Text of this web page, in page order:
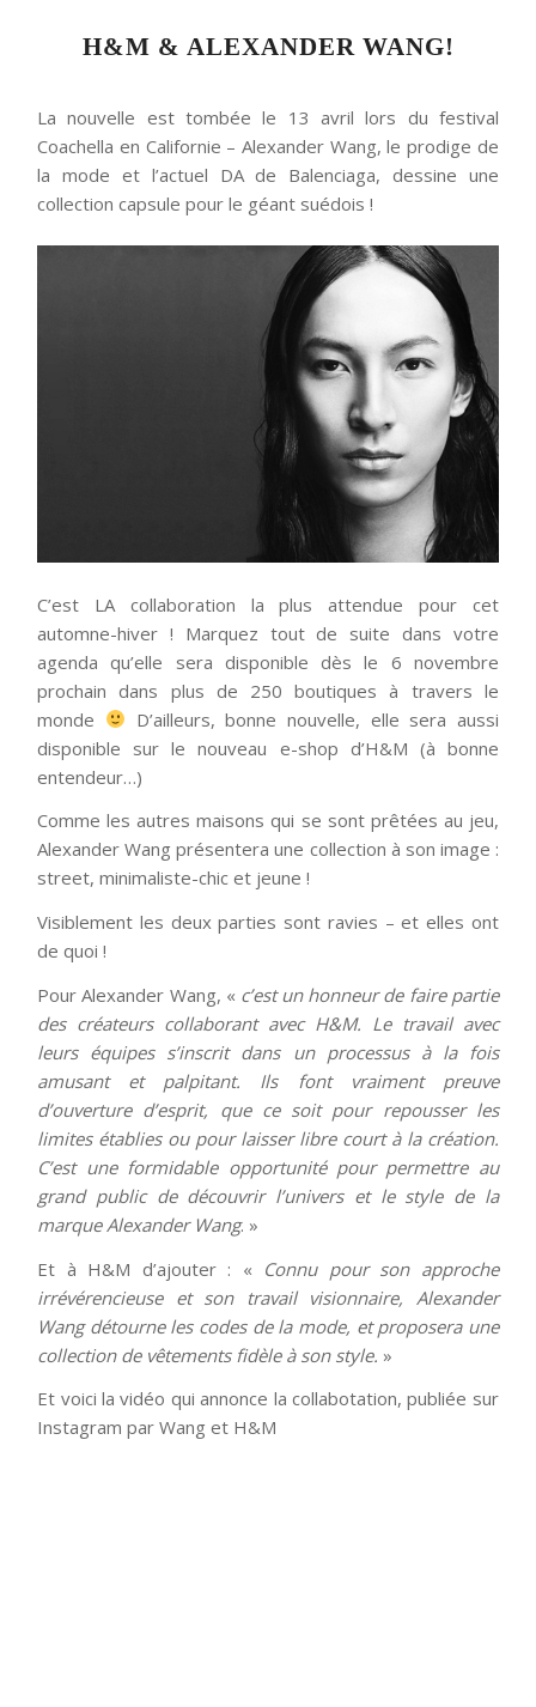
H&M & ALEXANDER WANG!
La nouvelle est tombée le 13 avril lors du festival
Coachella en Californie – Alexander Wang, le prodige de
la mode et l’actuel DA de Balenciaga, dessine une
collection capsule pour le géant suédois !
C’est LA collaboration la plus attendue pour cet
automne-hiver ! Marquez tout de suite dans votre
agenda qu’elle sera disponible dès le 6 novembre
prochain dans plus de 250 boutiques à travers le
monde
D’ailleurs, bonne nouvelle, elle sera aussi
disponible sur le nouveau e-shop d’H&M (à bonne
entendeur…)
Comme les autres maisons qui se sont prêtées au jeu,
Alexander Wang présentera une collection à son image :
street, minimaliste-chic et jeune !
Visiblement les deux parties sont ravies – et elles ont
de quoi !
Pour Alexander Wang, « c’est un honneur de faire partie
des créateurs collaborant avec H&M. Le travail avec
leurs équipes s’inscrit dans un processus à la fois
amusant et palpitant. Ils font vraiment preuve
d’ouverture d’esprit, que ce soit pour repousser les
limites établies ou pour laisser libre court à la création.
C’est une formidable opportunité pour permettre au
grand public de découvrir l’univers et le style de la
marque Alexander Wang. »
Et à H&M d’ajouter : « Connu pour son approche
irrévérencieuse et son travail visionnaire, Alexander
Wang détourne les codes de la mode, et proposera une
collection de vêtements fidèle à son style. »
Et voici la vidéo qui annonce la collabotation, publiée sur
Instagram par Wang et H&M